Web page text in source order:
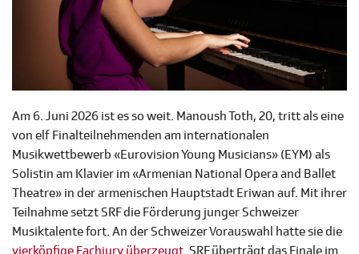
Am 6. Juni 2026 ist es so weit. Manoush Toth, 20, tritt als eine
von elf Finalteilnehmenden am internationalen
Musikwettbewerb «Eurovision Young Musicians» (EYM) als
Solistin am Klavier im «Armenian National Opera and Ballet
Theatre» in der armenischen Hauptstadt Eriwan auf. Mit ihrer
Teilnahme setzt SRF die Förderung junger Schweizer
Musiktalente fort. An der Schweizer Vorauswahl hatte sie die